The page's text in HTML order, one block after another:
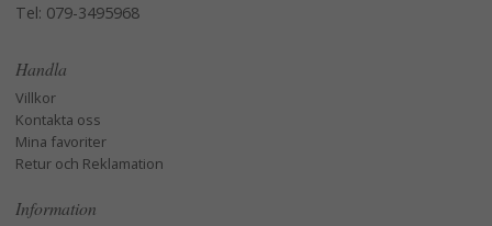
Tel: 079-3495968
Handla
Villkor
Kontakta oss
Mina favoriter
Retur och Reklamation
Information